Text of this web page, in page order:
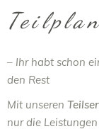
– Ihr habt schon
den Rest
Mit unseren
nur die